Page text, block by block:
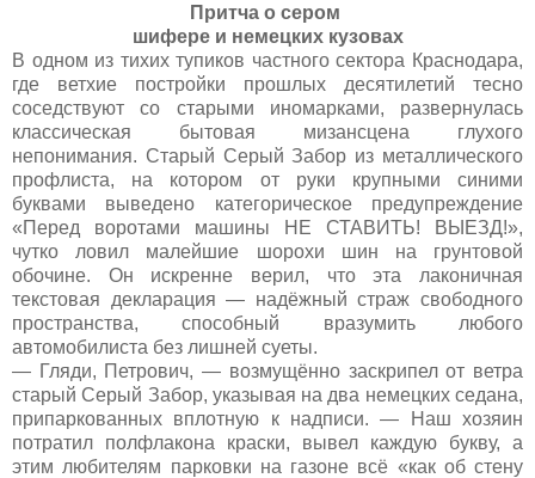
Притча о сером
шифере и немецких кузовах
В одном из тихих тупиков частного сектора Краснодара,
где ветхие постройки прошлых десятилетий тесно
соседствуют со старыми иномарками, развернулась
классическая бытовая мизансцена глухого
непонимания. Старый Серый Забор из металлического
профлиста, на котором от руки крупными синими
буквами выведено категорическое предупреждение
«Перед воротами машины НЕ СТАВИТЬ! ВЫЕЗД!»,
чутко ловил малейшие шорохи шин на грунтовой
обочине. Он искренне верил, что эта лаконичная
текстовая декларация — надёжный страж свободного
пространства, способный вразумить любого
автомобилиста без лишней суеты.
— Гляди, Петрович, — возмущённо заскрипел от ветра
старый Серый Забор, указывая на два немецких седана,
припаркованных вплотную к надписи. — Наш хозяин
потратил полфлакона краски, вывел каждую букву, а
этим любителям парковки на газоне всё «как об стену